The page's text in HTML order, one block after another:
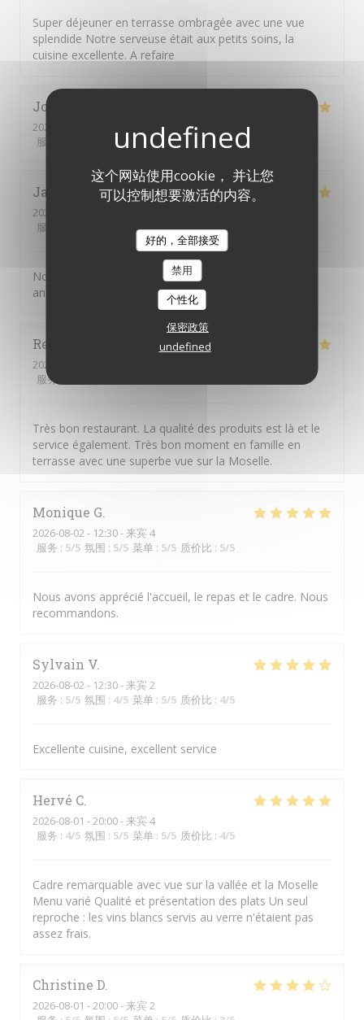
这个网站使用cookie， 并让您
可以控制想要激活的内容。
好的，全部接受
禁用
个性化
保密政策
undefined
Super déjeuner en terrasse ombragée avec une vue
splendide Notre serveuse était aux petits soins, la
cuisine excellente. A refaire
Joelle
2026-08-01
服务
5/5 菜单: 5 /5 质价比 : 5/5
Jacky
2026-07-31
服务
菜单:5/5 质价比:4/5
Nous choisissons chaque année la JV pour fêter notre
anniverssaire de mariage
Reine
2026-08-01
服务
Très bon restaurant. La qualité des produits est là et le
service également. Très bon moment en famille en
terrasse avec une superbe vue sur la Moselle.
Monique G
2026-08-02 - 12:30 - 来宾 4
服务 : 5/5 氛围 : 5/5 菜单 : 5/5 质价比 : 5/5
Nous avons apprécié l'accueil, le repas et le cadre. Nous
recommandons.
Sylvain V
2026-08-02 - 12:30 - 来宾 2
服务 : 5/5 氛围 : 4/5 菜单 : 5/5 质价比 : 4/5
Excellente cuisine, excellent service
Hervé C
2026-08-01 - 20:00 - 来宾 4
服务 : 4/5 氛围 : 5/5 菜单 : 5/5 质价比 : 4/5
Cadre remarquable avec vue sur la vallée et la Moselle
Menu varié Qualité et présentation des plats Un seul
reproche : les vins blancs servis au verre n'étaient pas
assez frais.
Christine D
2026-08-01 - 20:00 - 来宾 2